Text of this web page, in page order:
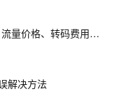
阿里云视频点播VOD收费标准：存储费用、流量价格、转码费用及视频加速价格整理
解决方法